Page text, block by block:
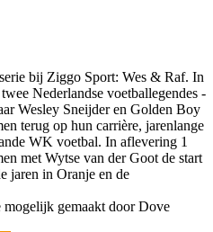
bij Ziggo Sport: Wes & Raf. In
Nederlandse voetballegendes -
Wesley Sneijder en Golden Boy
terug op hun carrière, jarenlange
WK voetbal. In aflevering 1
met Wytse van der Goot de start
jaren in Oranje en de
mogelijk gemaakt door Dove